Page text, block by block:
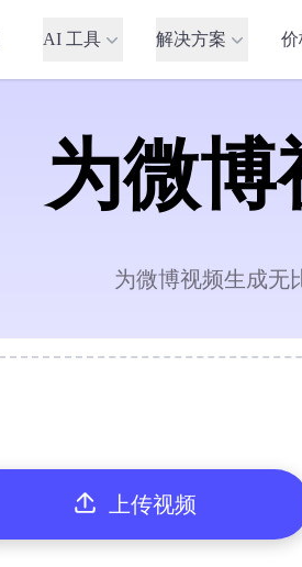
AI 工具 解决方案 价
为微
为微博视频生成无
上传视频